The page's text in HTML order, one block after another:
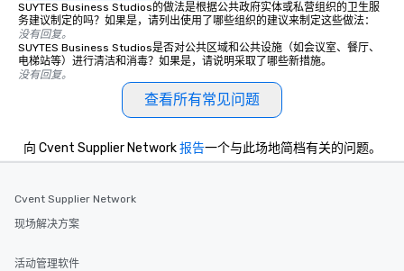
SUYTES Business Studios的做法是根据公共政府实体或私营组织的卫生服
务建议制定的吗？如果是，请列出使用了哪些组织的建议来制定这些做法：
没有回复。
SUYTES Business Studios是否对公共区域和公共设施（如会议室、餐厅、
电梯站等）进行清洁和消毒？如果是，请说明采取了哪些新措施。
没有回复。
查看所有常见问题
向 Cvent Supplier Network报告一个与此场地简档有关的问题。
Cvent Supplier Network
现场解决方案
活动管理软件